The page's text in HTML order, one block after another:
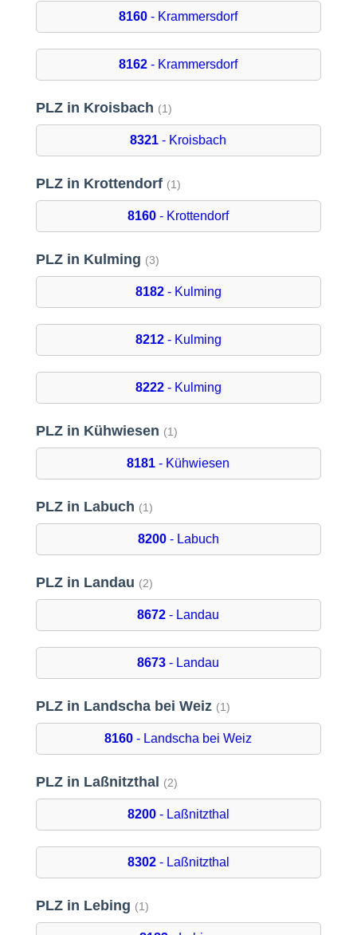
8160 - Krammersdorf
8162 - Krammersdorf
PLZ in Kroisbach (1)
8321 - Kroisbach
PLZ in Krottendorf (1)
8160 - Krottendorf
PLZ in Kulming (3)
8182- Kulming
8212- Kulming
8222- Kulming
PLZ in Kühwiesen (1)
8181 - Kühwiesen
PLZ in Labuch (1)
8200- Labuch
PLZ in Landau (2)
8672 - Landau
8673 - Landau
PLZ in Landscha bei Weiz (1)
8160 - Landscha bei Weiz
PLZ in Laßnitzthal (2)
8200- Laßnitzthal
8302- Laßnitzthal
PLZ in Lebing (1)